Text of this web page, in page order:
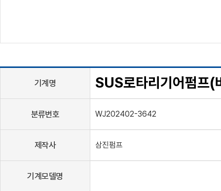
기계명 SUS로타리기어펌
분류번호 WJ202402-3642
제작사 삼진펌프
기계모델명